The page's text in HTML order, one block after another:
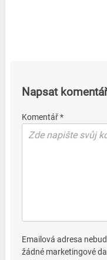
Napsat komentář
Komentář *
Emailová adresa
žádné marketingové